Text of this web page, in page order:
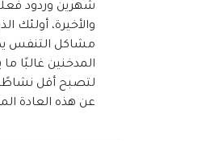
شهرين وردود
مشاكل التنفس
المدخنين غالبًا
عن هذه العادة